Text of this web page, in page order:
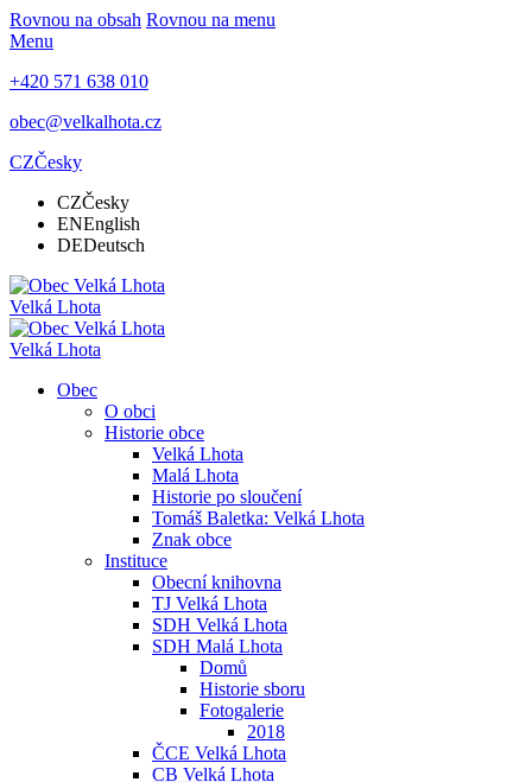
Rovnou na obsah Rovnou na menu
Menu
+420 571 638 010
obec@velkalhota.cz
CZČesky
CZČesky
ENEnglish
DEDeutsch
Velká Lhota
Velká Lhota
Obec
O obci
Historie obce
Velká Lhota
Malá Lhota
Historie po sloučení
Tomáš Baletka: Velká Lhota
Znak obce
Instituce
Obecní knihovna
TJ Velká Lhota
SDH Velká Lhota
SDH Malá Lhota
Domů
Historie sboru
Fotogalerie
2018
ČCE Velká Lhota
CB Velká Lhota